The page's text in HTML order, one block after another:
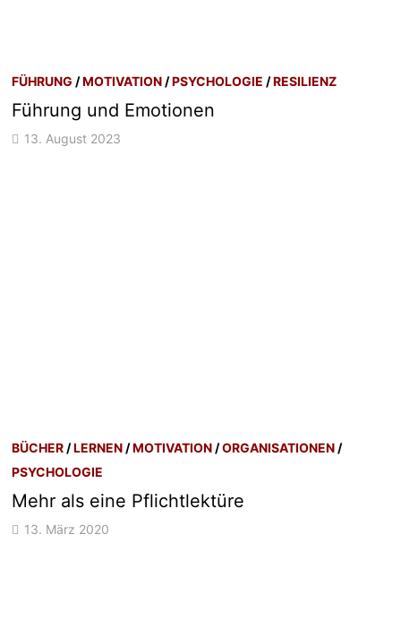
FÜHRUNG /MOTIVATION /PSYCHOLOGIE /RESILIENZ
Führung und Emotionen
13. August 2023
BÜCHER /LERNEN /MOTIVATION /ORGANISATIONEN /
PSYCHOLOGIE
Mehr als eine Pflichtlektüre
13. März 2020